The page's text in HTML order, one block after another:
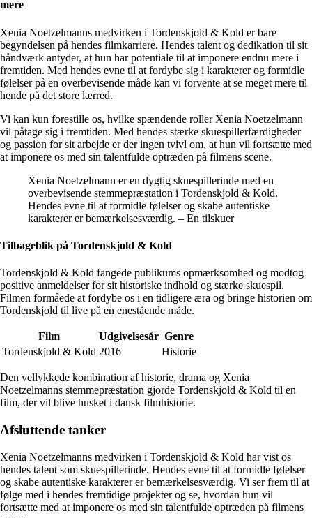
mere
Xenia Noetzelmanns medvirken i Tordenskjold & Kold er bare
begyndelsen på hendes filmkarriere. Hendes talent og dedikation til sit
håndværk antyder, at hun har potentiale til at imponere endnu mere i
fremtiden. Med hendes evne til at fordybe sig i karakterer og formidle
følelser på en overbevisende måde kan vi forvente at se meget mere til
hende på det store lærred.
Vi kan kun forestille os, hvilke spændende roller Xenia Noetzelmann
vil påtage sig i fremtiden. Med hendes stærke skuespillerfærdigheder
og passion for sit arbejde er der ingen tvivl om, at hun vil fortsætte med
at imponere os med sin talentfulde optræden på filmens scene.
Xenia Noetzelmann er en dygtig skuespillerinde med en
overbevisende stemmepræstation i Tordenskjold & Kold.
Hendes evne til at formidle følelser og skabe autentiske
karakterer er bemærkelsesværdig. – En tilskuer
Tilbageblik på Tordenskjold & Kold
Tordenskjold & Kold fangede publikums opmærksomhed og modtog
positive anmeldelser for sit historiske indhold og stærke skuespil.
Filmen formåede at fordybe os i en tidligere æra og bringe historien om
Tordenskjold til live på en enestående måde.
Film Udgivelsesår Genre
Tordenskjold & Kold 2016 Historie
Den vellykkede kombination af historie, drama og Xenia
Noetzelmanns stemmepræstation gjorde Tordenskjold & Kold til en
film, der vil blive husket i dansk filmhistorie.
Afsluttende tanker
Xenia Noetzelmanns medvirken i Tordenskjold & Kold har vist os
hendes talent som skuespillerinde. Hendes evne til at formidle følelser
og skabe autentiske karakterer er bemærkelsesværdig. Vi ser frem til at
følge med i hendes fremtidige projekter og se, hvordan hun vil
fortsætte med at imponere os med sin talentfulde optræden på filmens